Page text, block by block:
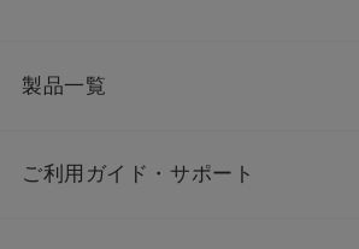
製品一覧
ご利用ガイド・サポート